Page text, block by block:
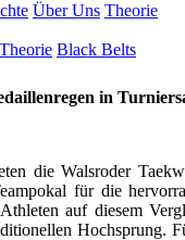
Über Uns Theorie
Theorie Black Belts